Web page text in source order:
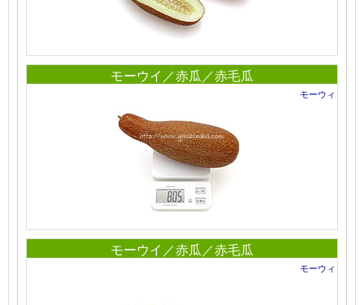
モーウイ／赤瓜／赤毛瓜
モーウィ
モーウイ／赤瓜／赤毛瓜
モーウィ